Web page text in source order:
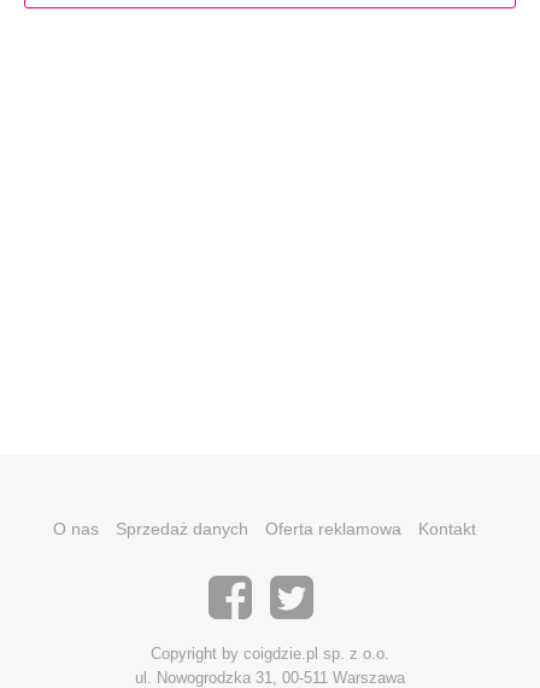
O nas Sprzedaż danych Oferta reklamowa Kontakt
Copyright by coigdzie.pl sp. z o.o.
ul. Nowogrodzka 31, 00-511 Warszawa